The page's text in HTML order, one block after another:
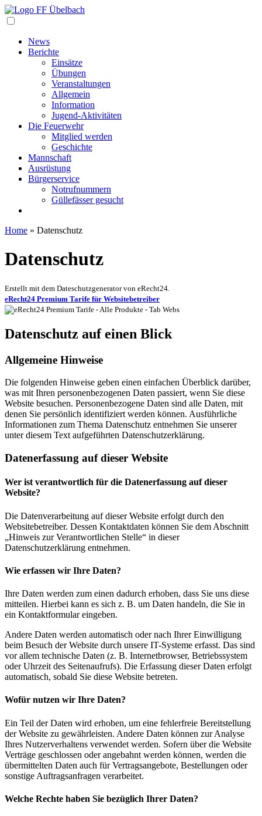
News
Berichte
Einsätze
Übungen
Veranstaltungen
Allgemein
Information
Jugend-Aktivitäten
Die Feuerwehr
Mitglied werden
Geschichte
Mannschaft
Ausrüstung
Bürgerservice
Notrufnummern
Güllefässer gesucht
Home » Datenschutz
Datenschutz
Erstellt mit dem Dateschutzgenerator von eRecht24.
eRecht24 Premium Tarife für Websitebetreiber
Datenschutz auf einen Blick
Allgemeine Hinweise
Die folgenden Hinweise geben einen einfachen Überblick darüber,
was mit Ihren personenbezogenen Daten passiert, wenn Sie diese
Website besuchen. Personenbezogene Daten sind alle Daten, mit
denen Sie persönlich identifiziert werden können. Ausführliche
Informationen zum Thema Datenschutz entnehmen Sie unserer
unter diesem Text aufgeführten Datenschutzerklärung.
Datenerfassung auf dieser Website
Wer ist verantwortlich für die Datenerfassung auf dieser
Website?
Die Datenverarbeitung auf dieser Website erfolgt durch den
Websitebetreiber. Dessen Kontaktdaten können Sie dem Abschnitt
„Hinweis zur Verantwortlichen Stelle“ in dieser
Datenschutzerklärung entnehmen.
Wie erfassen wir Ihre Daten?
Ihre Daten werden zum einen dadurch erhoben, dass Sie uns diese
mitteilen. Hierbei kann es sich z. B. um Daten handeln, die Sie in
ein Kontaktformular eingeben.
Andere Daten werden automatisch oder nach Ihrer Einwilligung
beim Besuch der Website durch unsere IT-Systeme erfasst. Das sind
vor allem technische Daten (z. B. Internetbrowser, Betriebssystem
oder Uhrzeit des Seitenaufrufs). Die Erfassung dieser Daten erfolgt
automatisch, sobald Sie diese Website betreten.
Wofür nutzen wir Ihre Daten?
Ein Teil der Daten wird erhoben, um eine fehlerfreie Bereitstellung
der Website zu gewährleisten. Andere Daten können zur Analyse
Ihres Nutzerverhaltens verwendet werden. Sofern über die Website
Verträge geschlossen oder angebahnt werden können, werden die
übermittelten Daten auch für Vertragsangebote, Bestellungen oder
sonstige Auftragsanfragen verarbeitet.
Welche Rechte haben Sie bezüglich Ihrer Daten?